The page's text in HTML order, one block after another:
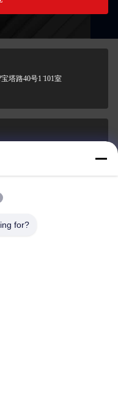
塔路40号1 ̇101室
for?